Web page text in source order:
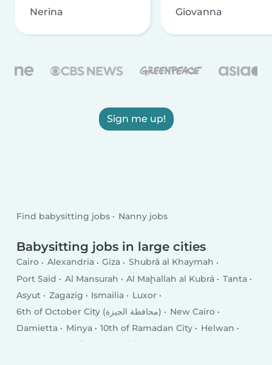
Nerina Giovanna
Sign me up!
Find babysitting jobs Nanny jobs
Babysitting jobs in large cities
Cairo Alexandria Giza
Shubrā al Khaymah
Port Said
Al Mansurah Al Maḩallah al Kubrá
Tanta
Asyut
Zagazig Ismailia
Luxor
6th of October City (محافظة الجيزة)
New Cairo
Damietta
Minya 10th of Ramadan City
Helwan
Hurghada
Kafr ash Shaykh Qalyub Mīt Ghamr